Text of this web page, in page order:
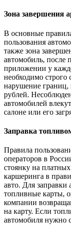
Зона завершения
В основные
пользования
также зона
автомобиль, после
приложении у
необходимо строго
нарушение
рублей.
автомобилей
салоне или его
Заправка
Правила
операторов в
стоянку на
каршеринга в
авто. Для заправки
топливные карты,
компании
на карту. Если
автомобиля нужно